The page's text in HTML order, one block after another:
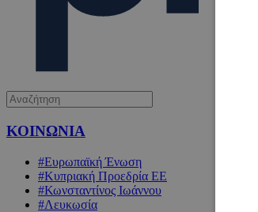
ΚΟΙΝΩΝΙΑ
#Ευρωπαϊκή Ένωση
#Κυπριακή Προεδρία ΕΕ
#Κωνσταντίνος Ιωάννου
#Λευκωσία